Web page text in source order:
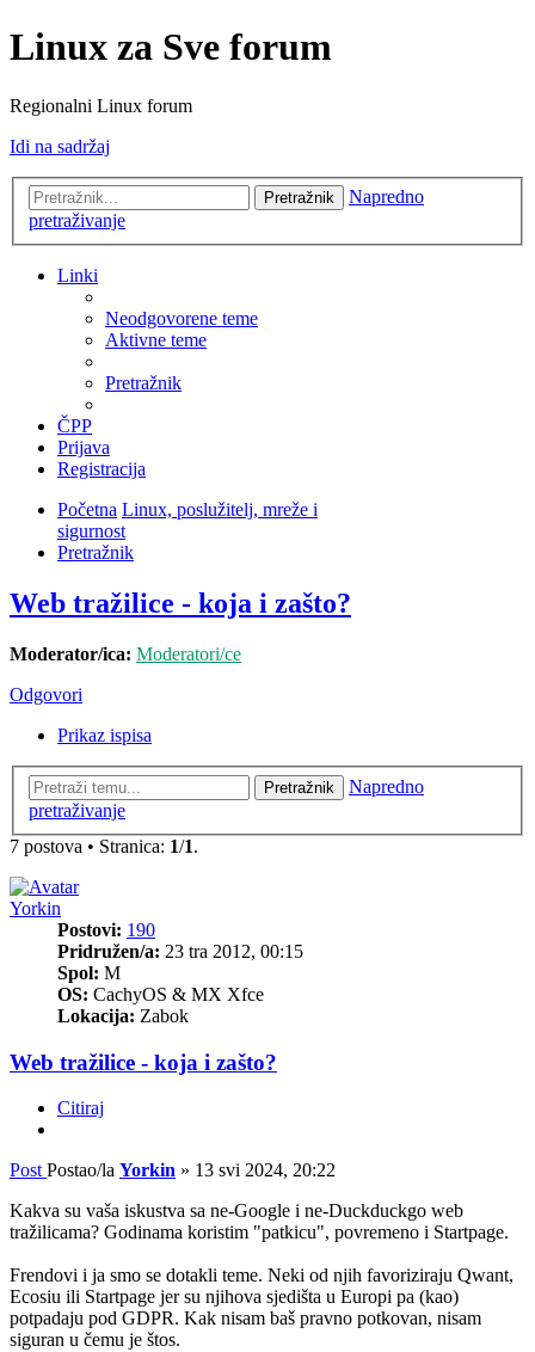
Linux za Sve forum
Regionalni Linux forum
Idi na sadržaj
Pretražnik
Napredno
pretraživanje
Linki
Neodgovorene teme
Aktivne teme
Pretražnik
ČPP
Prijava
Registracija
Početna Linux, poslužitelj, mreže i
sigurnost
Pretražnik
Web tražilice - koja i zašto?
Moderator/ica: Moderatori/ce
Odgovori
Prikaz ispisa
Pretražnik
Napredno
pretraživanje
7 postova • Stranica: 1/1.
Yorkin
Postovi: 190
Pridružen/a: 23 tra 2012, 00:15
Spol: M
OS: CachyOS & MX Xfce
Lokacija: Zabok
Web tražilice - koja i zašto?
Citiraj
Post Postao/la Yorkin » 13 svi 2024, 20:22
Kakva su vaša iskustva sa ne-Google i ne-Duckduckgo web
tražilicama? Godinama koristim "patkicu", povremeno i Startpage.
Frendovi i ja smo se dotakli teme. Neki od njih favoriziraju Qwant,
Ecosiu ili Startpage jer su njihova sjedišta u Europi pa (kao)
potpadaju pod GDPR. Kak nisam baš pravno potkovan, nisam
siguran u čemu je štos.